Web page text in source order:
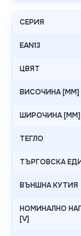
СЕРИЯ
EAN13
ЦВЯТ
ВИСОЧИНА [MM]
ШИРОЧИНА [MM]
ТЕГЛО
ТЪРГОВСКА
ВЪНШНА КУТИЯ
НОМИНАЛНО
[V]